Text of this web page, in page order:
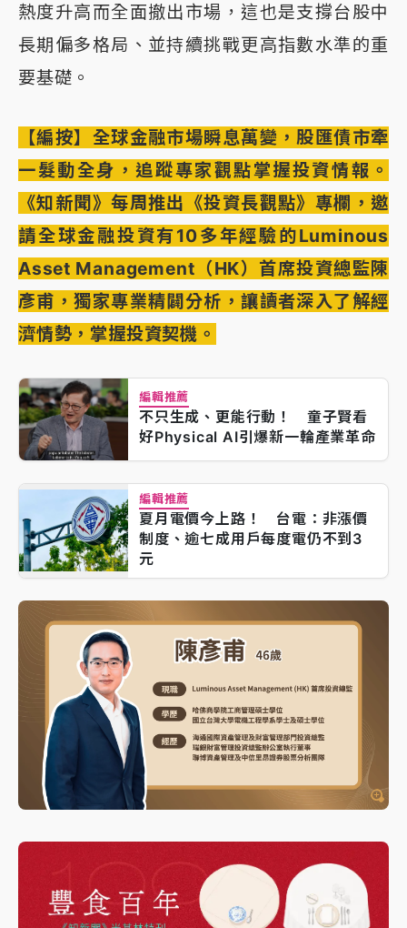
熱度升高而全面撤出市場，這也是支撐台股中
長期偏多格局、並持續挑戰更高指數水準的重
要基礎。
【編按】全球金融市場瞬息萬變，股匯債市牽
一髮動全身，追蹤專家觀點掌握投資情報。
《知新聞》每周推出《投資長觀點》專欄，邀
請全球金融投資有10多年經驗的Luminous
Asset Management（HK）首席投資總監陳
彥甫，獨家專業精闢分析，讓讀者深入了解經
濟情勢，掌握投資契機。
編輯推薦
不只生成、更能行動！ 童子賢看
好Physical AI引爆新一輪產業革命
編輯推薦
夏月電價今上路！ 台電：非漲價
制度、逾七成用戶每度電仍不到3
元